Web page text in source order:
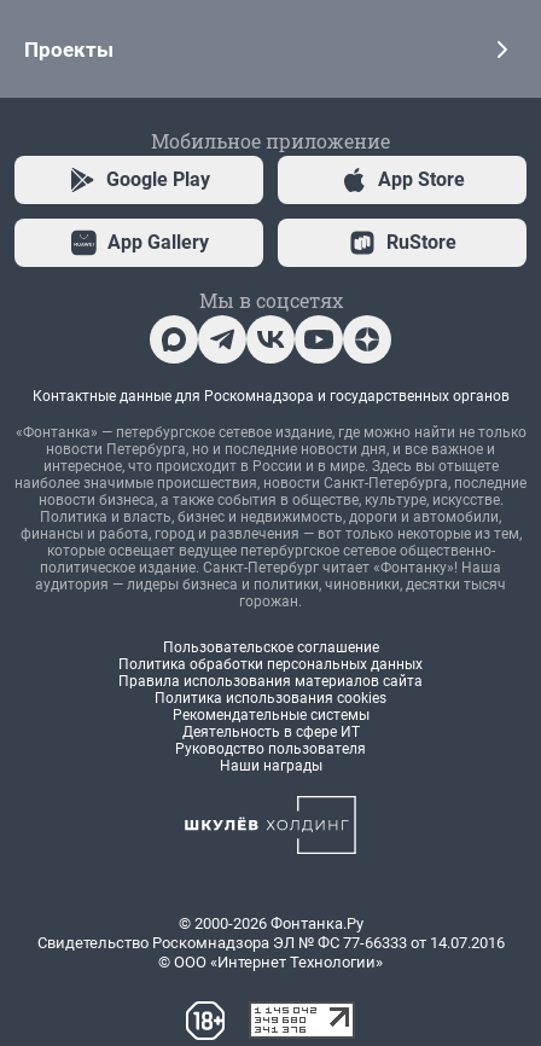
Проекты
Мобильное приложение
Google Play App Store
App Gallery RuStore
Мы в соцсетях
Контактные данные для Роскомнадзора и государственных органов
«Фонтанка» — петербургское сетевое издание, где можно найти не только
новости Петербурга, но и последние новости дня, и все важное и
интересное, что происходит в России и в мире. Здесь вы отыщете
наиболее значимые происшествия, новости Санкт-Петербурга, последние
новости бизнеса, а также события в обществе, культуре, искусстве.
Политика и власть, бизнес и недвижимость, дороги и автомобили,
финансы и работа, город и развлечения — вот только некоторые из тем,
которые освещает ведущее петербургское сетевое общественно-
политическое издание. Санкт-Петербург читает «Фонтанку»! Наша
аудитория — лидеры бизнеса и политики, чиновники, десятки тысяч
горожан.
Пользовательское соглашение
Политика обработки персональных данных
Правила использования материалов сайта
Политика использования cookies
Рекомендательные системы
Деятельность в сфере ИТ
Руководство пользователя
Наши награды
© 2000-2026 Фонтанка.Ру
Свидетельство Роскомнадзора ЭЛ № ФС 77-66333 от 14.07.2016
© ООО «Интернет Технологии»